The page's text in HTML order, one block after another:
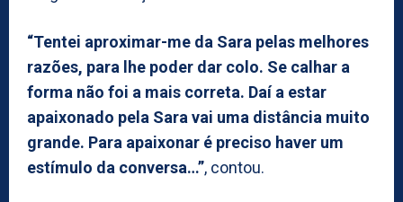
“Tentei aproximar-me da Sara pelas melhores
razões, para lhe poder dar colo. Se calhar a
forma não foi a mais correta. Daí a estar
apaixonado pela Sara vai uma distância muito
grande. Para apaixonar é preciso haver um
estímulo da conversa…”, contou.